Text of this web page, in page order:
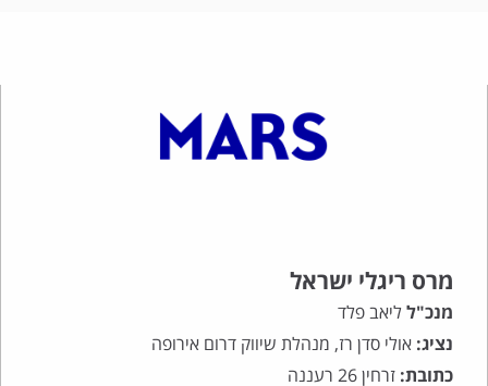
מרס ריגלי ישראל
מנכ"ל ליאב פלד
נציג: אולי סדן רז, מנהלת שיווק דרום אירופה
כתובת: זרחין 26 רעננה